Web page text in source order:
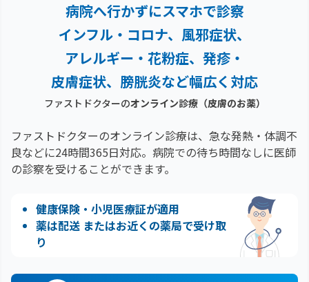
病院へ行かずにスマホで診察
インフル・コロナ、風邪症状、
アレルギー・花粉症、 発疹・
皮膚症状、膀胱炎など幅広く対応
ファストドクターのオンライン診療（皮膚のお薬）
ファストドクターのオンライン診療は、急な発熱・体調不
良などに24時間365日対応。 病院での待ち時間なしに医師
の診察を受けることができます。
健康保険・小児医療証が適用
薬は配送 またはお近くの薬局で受け取
り